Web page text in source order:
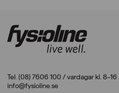
Tel. (08) 7606 100 / vardagar kl. 8–16
info@fysioline.se